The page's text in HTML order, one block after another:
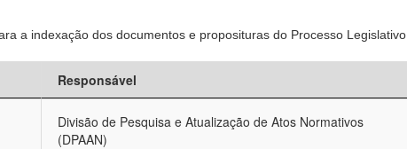
a indexação dos documentos e proposituras do Processo Legislativo.
Responsável
Divisão de Pesquisa e Atualização de Atos Normativos
(DPAAN)